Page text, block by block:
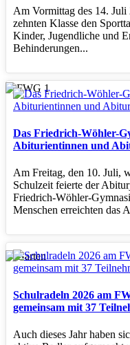
Am Vormittag des 14. Juli
zehnten Klasse den
Kinder, Jugendliche und
Behinderungen...
Das Friedrich-Wöhler-
Abiturientinnen und
Am Freitag, den 10. Juli,
Schulzeit feierte der
Menschen erreichten das
Schulradeln 2026 am
gemeinsam mit 37
Auch dieses Jahr haben